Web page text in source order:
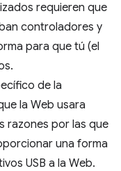
requieren que
controladores y
para que tú (el
de la
la Web usara
razones por las que
una forma
USB a la Web.